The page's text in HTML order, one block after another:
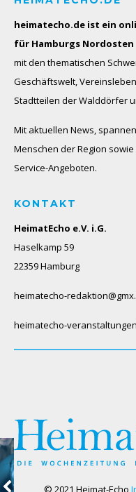
heimatecho.de ist ein
für Hamburgs Nordosten
mit den thematischen
Geschäftswelt,
Stadtteilen der Walddörfer
Mit aktuellen News,
Menschen der Region
Service-Angeboten.
KONTAKT
HeimatEcho e.V. i.G.
Haselkamp 59
22359 Hamburg
heimatecho-
heimatecho-
© 2021 Heimat-Echo